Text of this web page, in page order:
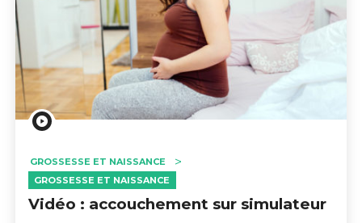
GROSSESSE ET NAISSANCE
GROSSESSE ET NAISSANCE
Vidéo : accouchement sur simulateur